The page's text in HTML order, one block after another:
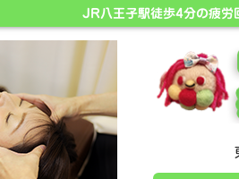
JR八王子駅徒歩4分の疲労